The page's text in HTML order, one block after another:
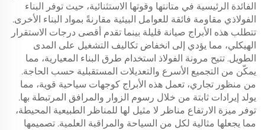
الفائدة الرئيسية في متانتها وقوتها الاستثنائية، حيث توفر البناء
الفولاذي مقاومة فائقة للعوامل البيئية مقارنةً بمواد البناء الأخرى.
تتطلب هذه الأبراج صيانة قليلة بينما تقدم أقصى درجات الاستقرار
الهيكلي، مما يؤدي إلى انخفاض تكاليف التشغيل على المدى
الطويل. تتيح مرونة الفولاذ استخدام طرق البناء المعيارية، مما
يمكّن من التجميع الأسرع والتعديلات المستقبلية حسب الحاجة.
من منظور تجاري، تعمل هذه الأبراج كوجهات سياحية قوية، مما
يولد إيرادات ثابتة من خلال رسوم الزوار والمرافق المرتبطة بها.
توفر ميزة الارتفاع مناظر لا مثيل لها للمناظر الطبيعية المحيطة،
مما يجعلها مثالية لكل من السياحة والمراقبة العلمية. تصميمها